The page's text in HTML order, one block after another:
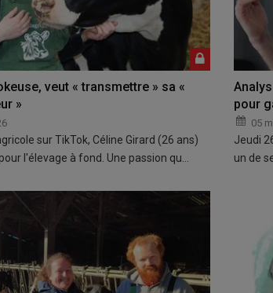
veut « transmettre » sa «
»
sur TikTok, Céline Girard (26 ans)
l'élevage à fond. Une passion qu…
pour
05
Jeudi
un de